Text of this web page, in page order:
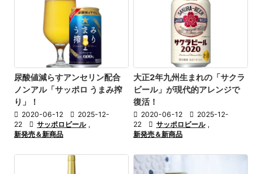
尿酸値減らすアンセリン配合
ノンアル「サッポロ うまみ搾
り」！
 2020-06-12  2025-12-
22
 サッポロビール ,
新発売＆新商品
大正2年九州生まれの「サクラ
ビール」が現代的アレンジで
復活！
 2020-06-12  2025-12-
22
 サッポロビール ,
新発売＆新商品